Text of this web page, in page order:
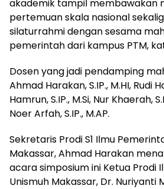
akademik tampil membawakan
pertemuan skala nasional
silaturrahmi dengan sesama
pemerintah dari kampus PTM,
Dosen yang jadi pendamping
Ahmad Harakan, S.IP., M.HI, Rudi
Hamrun, S.IP., M.Si, Nur Khaerah,
Noer Arfah, S.IP., M.AP.
Sekretaris Prodi S1 Ilmu
Makassar, Ahmad Harakan
acara simposium ini Ketua Prodi
Unismuh Makassar, Dr. Nuriyanti